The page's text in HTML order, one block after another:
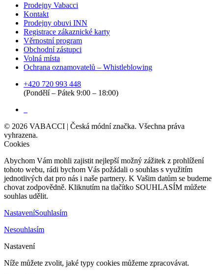
Prodejny Vabacci
Kontakt
Prodejny obuvi INN
Registrace zákaznické karty
Věrnostní program
Obchodní zástupci
Volná místa
Ochrana oznamovatelů – Whistleblowing
+420 720 993 448
(Pondělí – Pátek 9:00 – 18:00)
© 2026 VABACCI | Česká módní značka. Všechna práva
vyhrazena.
Cookies
Abychom Vám mohli zajistit nejlepší možný zážitek z prohlížení
tohoto webu, rádi bychom Vás požádali o souhlas s využitím
jednotlivých dat pro nás i naše partnery. K Vašim datům se budeme
chovat zodpovědně. Kliknutím na tlačítko SOUHLASÍM můžete
souhlas udělit.
NastaveníSouhlasím
Nesouhlasím
Nastavení
Níže můžete zvolit, jaké typy cookies můžeme zpracovávat.